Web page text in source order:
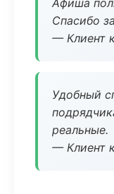
Афиша
Спасибо
— Клиент
Удобный
реальные.
— Клиент